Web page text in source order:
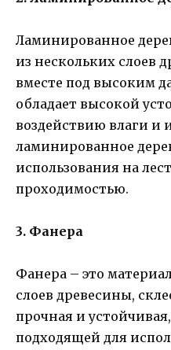
Ламинированное
из нескольких слоев
вместе под высоким
обладает высокой
воздействию влаги и
ламинированное
использования на
проходимостью.
3. Фанера
Фанера – это
слоев древесины,
прочная и устойчивая,
подходящей для